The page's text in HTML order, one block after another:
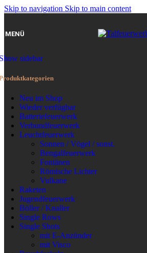
Skip to navigation Skip to main content
MENÜ
sidebar
Neu im Shop
Wieder verfügbar
Batteriefeuerwerk
Verbundfeuerwerk
Leuchtfeuerwerk
Sonnen / Vögel / sonst.
Bengalfeuerwerk
Fontänen
Römische Lichter
Vulkane
Raketen
Jugendfeuerwerk
Böller / Knaller
Single Rows
Single Shots
mit E-Anzünder
mit Visco